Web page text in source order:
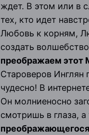
ждет. В этом или в
тех, кто идет
Любовь к корням,
создать
преображаем этот
Староверов Инглян
чудесно! В
Он молниеносно
смотришь в глаза,